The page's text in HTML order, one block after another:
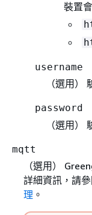
裝置
username
（選用）
password
（選用）
mqtt
（選用）
詳細資訊，請
理 。